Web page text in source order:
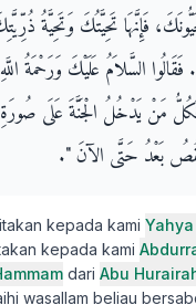
فَإِنَّهَا تَحِيَّتُكَ وَتَحِيَّةُ
فَقَالُوا السَّلاَمُ عَلَيْكَ وَرَحْمَةُ
مَنْ يَدْخُلُ الْجَنَّةَ عَلَى
بَعْدُ حَتَّى الآنَ ‏"‏‏.‏
kepada kami
kepada kami
dari Abu
wasallam beliau